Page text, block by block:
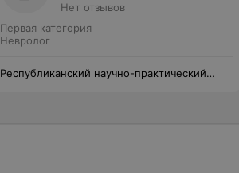
Нет отзывов
Первая категория
Невролог
Республиканский научно-практический